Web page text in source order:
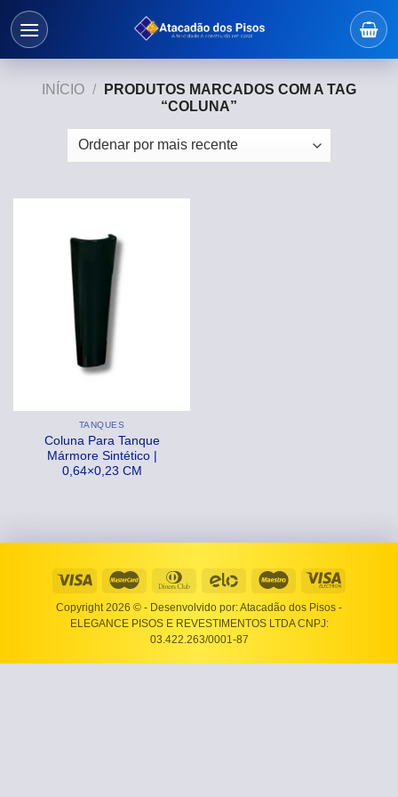
Skip
INÍCIO /
PRODUTOS MARCADOS COM A TAG
“COLUNA”
TANQUES
Coluna Para Tanque
Mármore Sintético |
0,64×0,23 CM
Copyright 2026 © - Desenvolvido por: Atacadão dos Pisos -
ELEGANCE PISOS E REVESTIMENTOS LTDA CNPJ:
03.422.263/0001-87